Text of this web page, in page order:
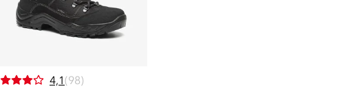
4,1(98)